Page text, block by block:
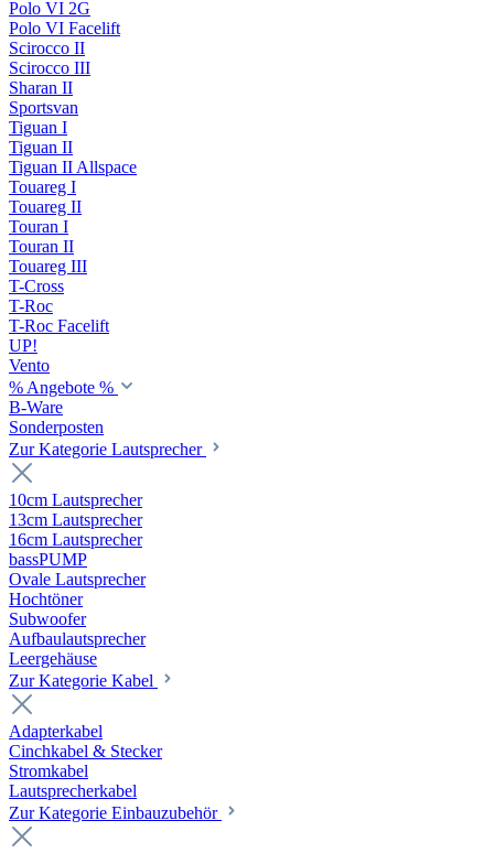
Polo VI 2G
Polo VI Facelift
Scirocco II
Scirocco III
Sharan II
Sportsvan
Tiguan I
Tiguan II
Tiguan II Allspace
Touareg I
Touareg II
Touran I
Touran II
Touareg III
T-Cross
T-Roc
T-Roc Facelift
UP!
Vento
% Angebote %
B-Ware
Sonderposten
Zur Kategorie Lautsprecher
10cm Lautsprecher
13cm Lautsprecher
16cm Lautsprecher
bassPUMP
Ovale Lautsprecher
Hochtöner
Subwoofer
Aufbaulautsprecher
Leergehäuse
Zur Kategorie Kabel
Adapterkabel
Cinchkabel & Stecker
Stromkabel
Lautsprecherkabel
Zur Kategorie Einbauzubehör